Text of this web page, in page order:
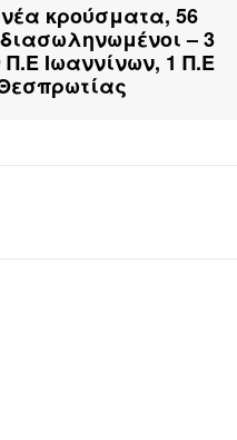
κρούσματα, 56
– 3
Ιωαννίνων, 1 Π.Ε